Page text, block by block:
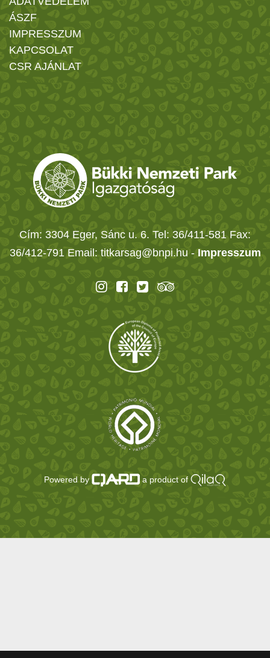
ÁSZF
IMPRESSZUM
KAPCSOLAT
CSR AJÁNLAT
Cím: 3304 Eger, Sánc u. 6. Tel: 36/411-581 Fax:
36/412-791 Email: titkarsag@bnpi.hu - Impresszum
Powered by a product of